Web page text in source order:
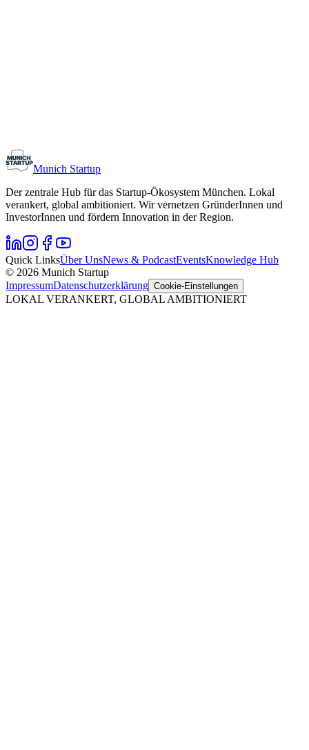
Early-Stage
Munich Startup
Der zentrale Hub für das Startup-Ökosystem München. Lokal
verankert, global ambitioniert. Wir vernetzen GründerInnen und
InvestorInnen und fördern Innovation in der Region.
Quick LinksÜber UnsNews & PodcastEventsKnowledge Hub
© 2026 Munich Startup
ImpressumDatenschutzerklärung Cookie-Einstellungen
LOKAL VERANKERT, GLOBAL AMBITIONIERT